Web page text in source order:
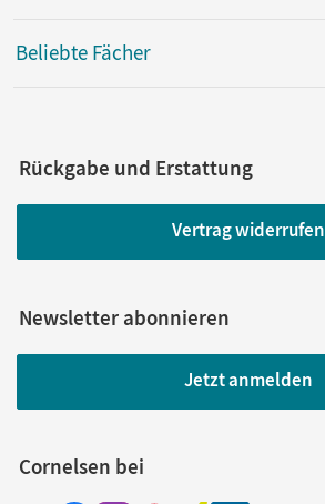
Beliebte Fächer
Rückgabe und Erstattung
Vertrag widerrufen
Newsletter abonnieren
Jetzt anmelden
Cornelsen bei